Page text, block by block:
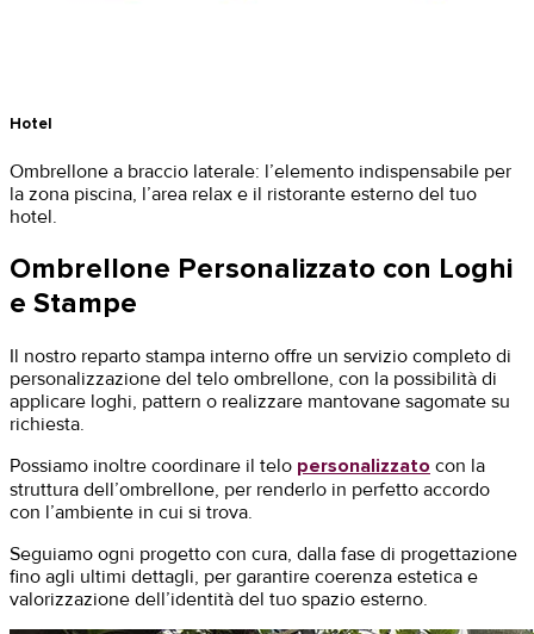
Hotel
Ombrellone a braccio laterale: l’elemento indispensabile per
la zona piscina, l’area relax e il ristorante esterno del tuo
hotel.
Ombrellone Personalizzato con Loghi
e Stampe
Il nostro reparto stampa interno offre un servizio completo di
personalizzazione del telo ombrellone, con la possibilità di
applicare loghi, pattern o realizzare mantovane sagomate su
richiesta.
Possiamo inoltre coordinare il telo personalizzato con la
struttura dell’ombrellone, per renderlo in perfetto accordo
con l’ambiente in cui si trova.
Seguiamo ogni progetto con cura, dalla fase di progettazione
fino agli ultimi dettagli, per garantire coerenza estetica e
valorizzazione dell’identità del tuo spazio esterno.